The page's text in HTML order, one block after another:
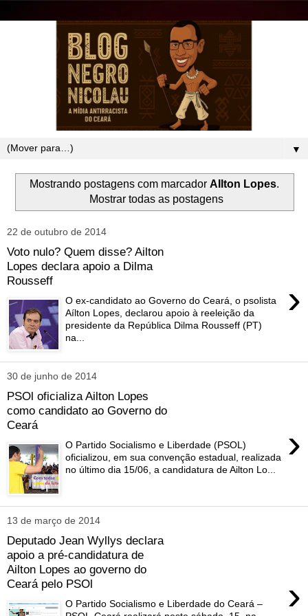
▼
Mostrando postagens com marcador AIlton Lopes.
Mostrar todas as postagens
22 de outubro de 2014
Voto nulo? Quem disse? Ailton
Lopes declara apoio a Dilma
Rousseff
›
O ex-candidato ao Governo do Ceará, o psolista
Aílton Lopes, declarou apoio à reeleição da
presidente da República Dilma Rousseff (PT)
na...
30 de junho de 2014
PSOl oficializa Ailton Lopes
como candidato ao Governo do
Ceará
›
O Partido Socialismo e Liberdade (PSOL)
oficializou, em sua convenção estadual, realizada
no último dia 15/06, a candidatura de Ailton Lo...
13 de março de 2014
Deputado Jean Wyllys declara
apoio a pré-candidatura de
Ailton Lopes ao governo do
Ceará pelo PSOl
›
O Partido Socialismo e Liberdade do Ceará –